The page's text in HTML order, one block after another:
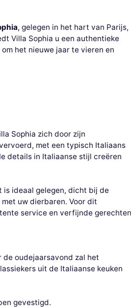
, gelegen in het hart van Parijs,
Villa Sophia u een authentieke
het nieuwe jaar te vieren en
Sophia zich door zijn
met een typisch Italiaans
details in Italiaanse stijl creëren
is ideaal gelegen, dicht bij de
uw dierbaren. Voor dit
service en verfijnde
de oudejaarsavond zal het
uit de Italiaanse keuken
gevestigd.